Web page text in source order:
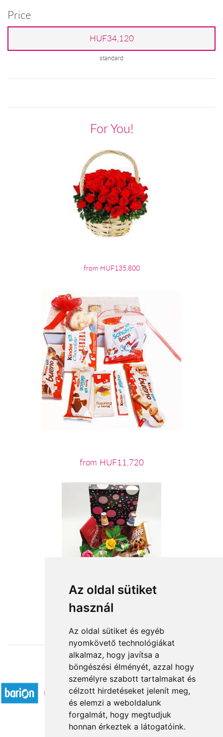
Az oldal sütiket
használ
Az oldal sütiket és egyéb
nyomkövető technológiákat
alkalmaz, hogy javítsa a
böngészési élményét, azzal hogy
személyre szabott tartalmakat és
célzott hirdetéseket jelenít meg,
és elemzi a weboldalunk
forgalmát, hogy megtudjuk
honnan érkeztek a látogatóink.
Price
HUF34,120
standard
For You!
from HUF135,800
from HUF11,720
from HUF19,800
Accepted payment methods